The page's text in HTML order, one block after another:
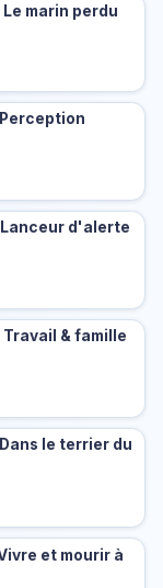
Le marin perdu
Perception
Lanceur d'alerte
Travail & famille
Dans le terrier du
Vivre et mourir à